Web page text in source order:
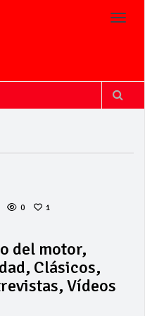
0
1
del motor,
Clásicos,
Vídeos